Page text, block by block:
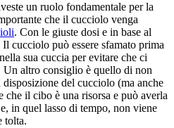
un ruolo fondamentale per la
che il cucciolo venga
. Con le giuste dosi e in base al
cucciolo può essere sfamato prima
sua cuccia per evitare che ci
Un altro consiglio è quello di non
del cucciolo (ma anche
che il cibo è una risorsa e può averla
in quel lasso di tempo, non viene
tolta.